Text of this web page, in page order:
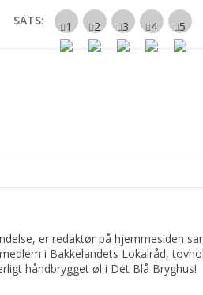
SATS:
er redaktør på hjemmesiden
i Bakkelandets Lokalråd,
håndbrygget øl i Det Blå Bryghus!